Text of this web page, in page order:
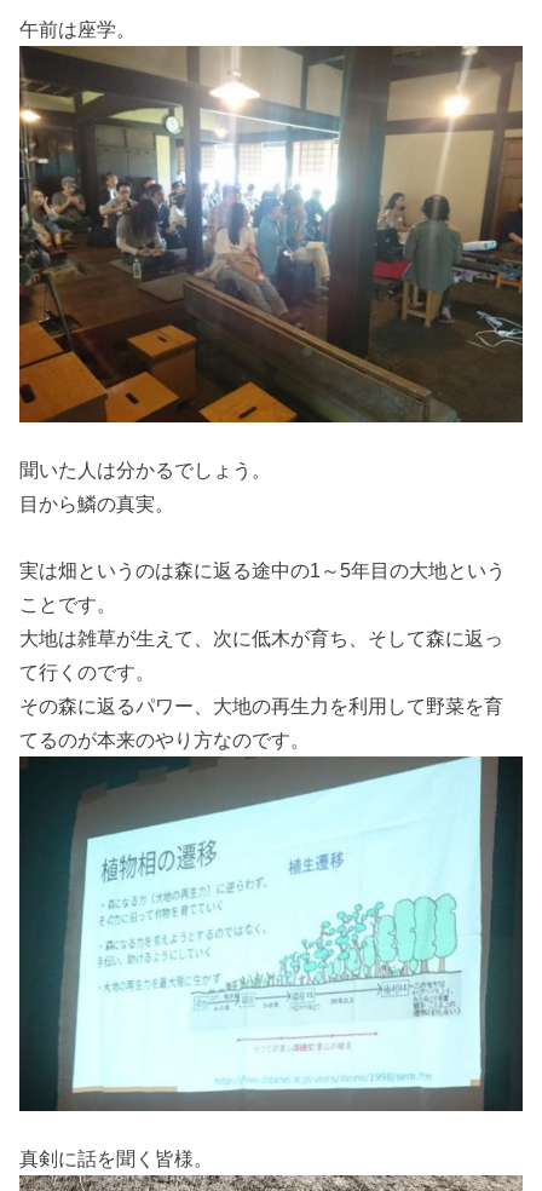
午前は座学。
聞いた人は分かるでしょう。
目から鱗の真実。
実は畑というのは森に返る途中の1～5年目の大地という
ことです。
大地は雑草が生えて、次に低木が育ち、そして森に返っ
て行くのです。
その森に返るパワー、大地の再生力を利用して野菜を育
てるのが本来のやり方なのです。
真剣に話を聞く皆様。